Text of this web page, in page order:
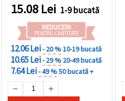
15.08 Lei 1-9 bucată
REDUCERI
PENTRU CANTITATE
12.06 Lei- 20 %10-19 bucată
10.65 Lei- 29 % 20-49 bucată
7.64 Lei- 49 %50 bucată +